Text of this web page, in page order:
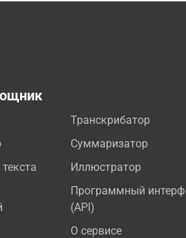
Транскрибатор
Суммаризатор
Иллюстратор
Программный
(API)
О сервисе